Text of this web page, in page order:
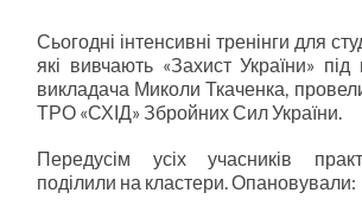
Сьогодні інтенсивні тренінги для
які вивчають «Захист України»
викладача Миколи Ткаченка,
ТРО «СХІД» Збройних Сил України.
Передусім усіх учасників
поділили на кластери. Опановували: